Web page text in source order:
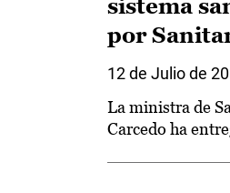
sistema
por
12 de Julio de
La ministra de
Carcedo ha